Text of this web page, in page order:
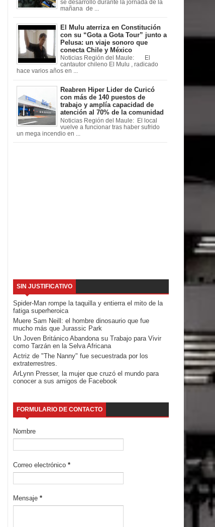
se desarrolló durante la jornada de la
mañana de ...
El Mulu aterriza en Constitución
con su “Gota a Gota Tour” junto a
Pelusa: un viaje sonoro que
conecta Chile y México
Noticias Región del Maule: El
cantautor chileno El Mulu , radicado
hace varios años en ...
Reabren Hiper Lider de Curicó
con más de 140 puestos de
trabajo y amplía capacidad de
atención al 70% de la comunidad
Noticias Región del Maule: El local
vuelve a funcionar tras haber sufrido
un mega incendio en ...
SIN JUSTIFICATIVO
Spider-Man rompe la taquilla y entierra el mito de la
fatiga superheroica
Muere Sam Neill: el hombre dinosaurio que fue
mucho más que Jurassic Park
Un Joven Británico Abandona su Trabajo para Vivir
como Tarzán en la Selva Africana
Actriz de "The Nanny" fue secuestrada por los
extraterrestres.
ArLynn Presser, la mujer que cruzó el mundo para
conocer a sus amigos de Facebook
FORMULARIO DE CONTACTO
Nombre
Correo electrónico *
Mensaje *